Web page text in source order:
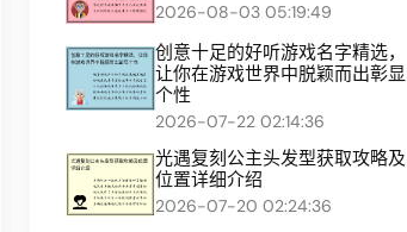
2026-08-03 05:19:49
创意十足的好听游戏名字精选，
让你在游戏世界中脱颖而出彰显
个性
2026-07-22 02:14:36
光遇复刻公主头发型获取攻略及
位置详细介绍
2026-07-20 02:24:36